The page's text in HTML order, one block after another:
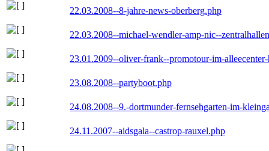
22.03.2008--8-jahre-news-oberberg.php
22.03.2008--michael-wendler-amp-nic--
23.01.2009--oliver-frank--promotour-im-
23.08.2008--partyboot.php
24.08.2008--9.-dortmunder-fernsehgarten-im-
24.11.2007--aidsgala--castrop-rauxel.php